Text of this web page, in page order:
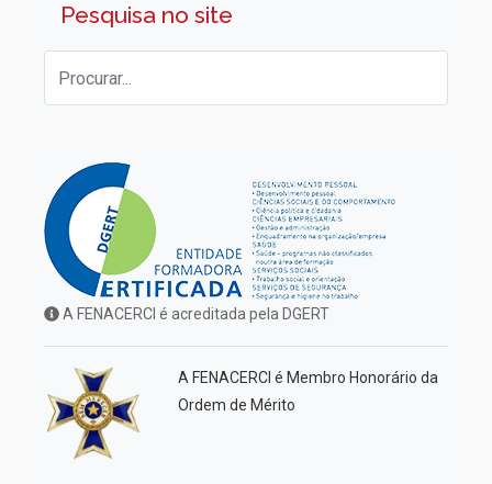
Pesquisa no site
A FENACERCI é acreditada pela DGERT
A FENACERCI é Membro Honorário da
Ordem de Mérito